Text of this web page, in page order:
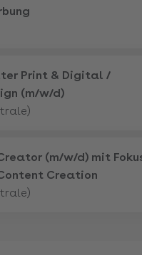
Print & Digital /
(m/w/d)
(m/w/d) mit
Creation